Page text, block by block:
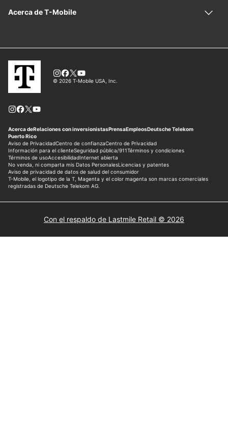
Con el respaldo de Lastmile Retail © 2026